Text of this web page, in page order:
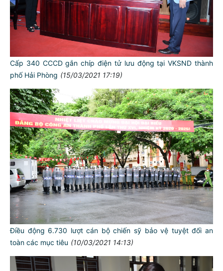
Cấp 340 CCCD gắn chíp điện tử lưu động tại VKSND thành
phố Hải Phòng (15/03/2021 17:19)
Điều động 6.730 lượt cán bộ chiến sỹ bảo vệ tuyệt đối an
toàn các mục tiêu (10/03/2021 14:13)